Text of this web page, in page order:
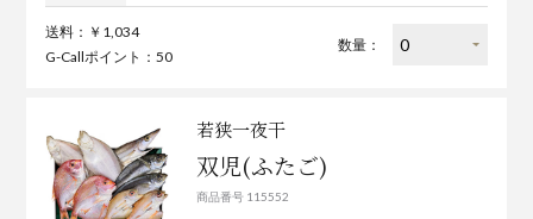
送料：￥1,034
G-Callポイント：50
数量：
若狭一夜干
双児(ふたご)
商品番号 115552